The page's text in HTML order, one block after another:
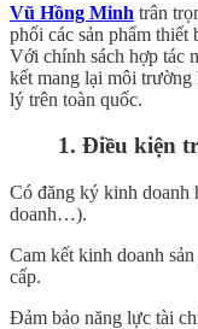
Vũ Hồng Minh trân
phối các sản phẩm thiết
Với chính sách hợp tác
kết mang lại môi
lý trên toàn quốc.
1. Điều kiện
Có đăng ký kinh doanh
doanh…).
Cam kết kinh doanh
cấp.
Đảm bảo năng lực tài